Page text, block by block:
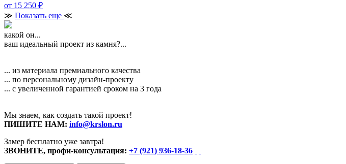
от 15 250 ₽
≫ Показать еще ≪
какой он...
ваш идеальный проект из камня?...
... из материала премиального качества
... по персональному дизайн-проекту
... с увеличенной гарантией сроком на 3 года
Мы знаем, как создать такой проект!
ПИШИТЕ НАМ: info@krslon.ru
Замер бесплатно уже завтра!
ЗВОНИТЕ, профи-консультация: +7 (921) 936-18-36